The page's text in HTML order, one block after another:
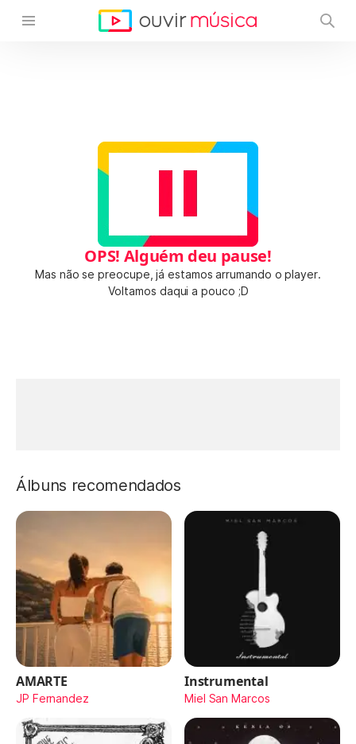
OPS! Alguém deu pause!
Mas não se preocupe, já estamos arrumando o player.
Voltamos daqui a pouco ;D
Álbuns recomendados
AMARTE
JP Fernandez
Instrumental
Miel San Marcos